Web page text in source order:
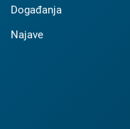
Događanja
Najave